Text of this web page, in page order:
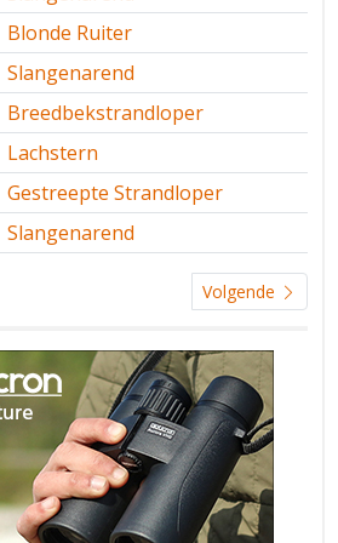
Blonde Ruiter
Slangenarend
Breedbekstrandloper
Lachstern
Gestreepte Strandloper
Slangenarend
Volgende